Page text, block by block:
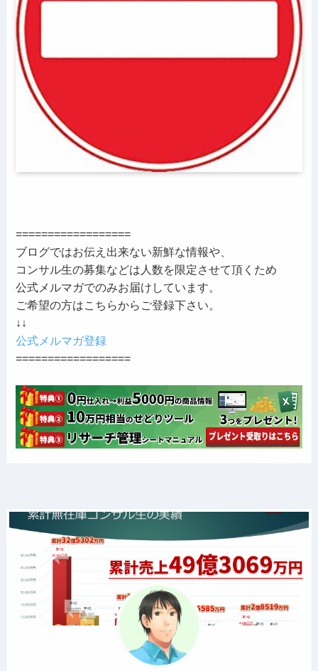
==================
ブログではお伝え出来ない新鮮な情報や、
コンサル生の募集などは人数を限定させて頂くため
公式メルマガでのみお届けしています。
ご希望の方はこちらからご登録下さい。
↓↓
公式メルマガ登録
==================